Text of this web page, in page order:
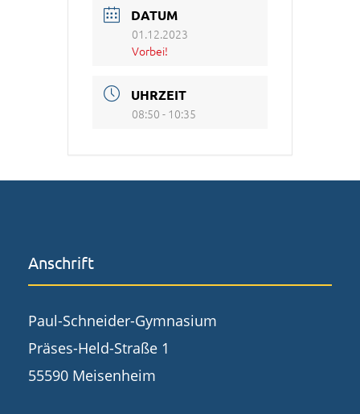
DATUM
01.12.2023
Vorbei!
UHRZEIT
08:50 - 10:35
Anschrift
Paul-Schneider-Gymnasium
Präses-Held-Straße 1
55590 Meisenheim